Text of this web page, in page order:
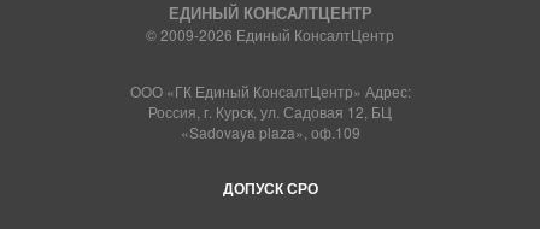
ЕДИНЫЙ КОНСАЛТЦЕНТР
© 2009-2026 Единый КонсалтЦентр
ООО «ГК Единый КонсалтЦентр» Адрес:
Россия, г. Курск, ул. Садовая 12, БЦ
«Sadovaya plaza», оф.109
ДОПУСК СРО